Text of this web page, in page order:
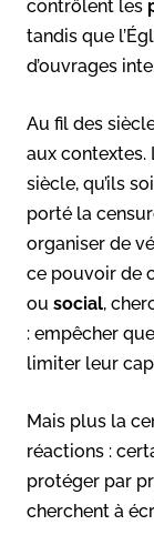
contrôlent les
tandis que
d’ouvrages
Au fil des
aux contextes.
siècle, qu’ils
porté la
organiser de
ce pouvoir de
ou social,
: empêcher
limiter leur
Mais plus la
réactions :
protéger par
cherchent à